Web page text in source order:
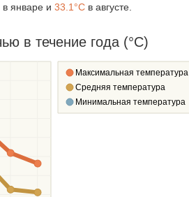
Ramada Resort Akbuk 5*
Henna Hotel Istanbul 3*
Fuat Bey Palace Hotel 3*
в январе и 33.1°C в августе.
в течение года (°C)
Максимальная температура
Средняя температура
Минимальная температура